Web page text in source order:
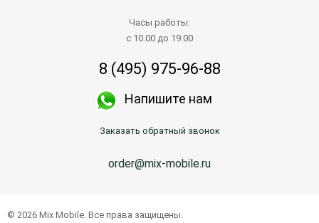
Часы работы:
с 10.00 до 19.00
8 (495) 975-96-88
Напишите нам
Заказать обратный звонок
order@mix-mobile.ru
© 2026 Mix Mobile. Все права защищены.